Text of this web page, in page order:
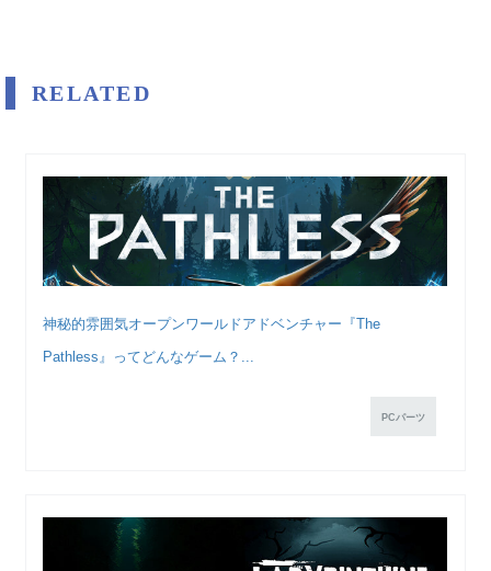
RELATED
神秘的雰囲気オープンワールドアドベンチャー『The
Pathless』ってどんなゲーム？...
PCパーツ